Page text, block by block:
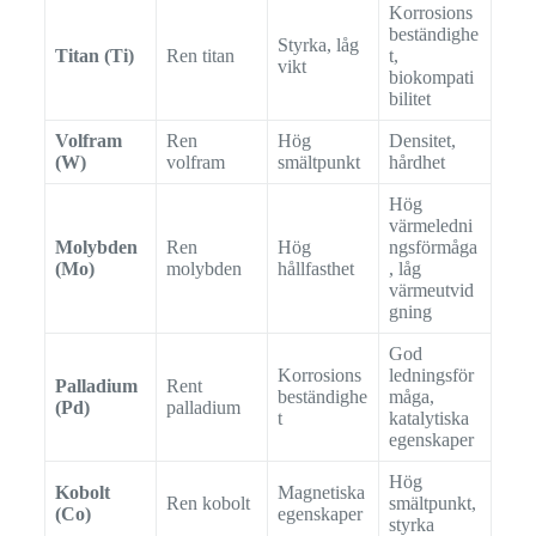
Titan (Ti) Ren titan
Styrka, låg
vikt
Korrosions
beständighe
t,
biokompati
bilitet
Volfram
(W)
Ren
volfram
Hög
smältpunkt
Densitet,
hårdhet
Molybden
(Mo)
Ren
molybden
Hög
hållfasthet
Hög
värmeledni
ngsförmåga
, låg
värmeutvid
gning
Palladium
(Pd)
Rent
palladium
Korrosions
beständighe
t
God
ledningsför
måga,
katalytiska
egenskaper
Kobolt
(Co)
Ren kobolt
Magnetiska
egenskaper
Hög
smältpunkt,
styrka